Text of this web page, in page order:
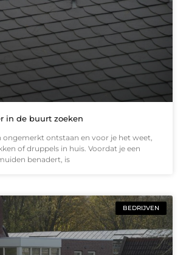
in de buurt zoeken
ongemerkt ontstaan en voor je het weet,
of druppels in huis. Voordat je een
benadert, is
BEDRIJVEN